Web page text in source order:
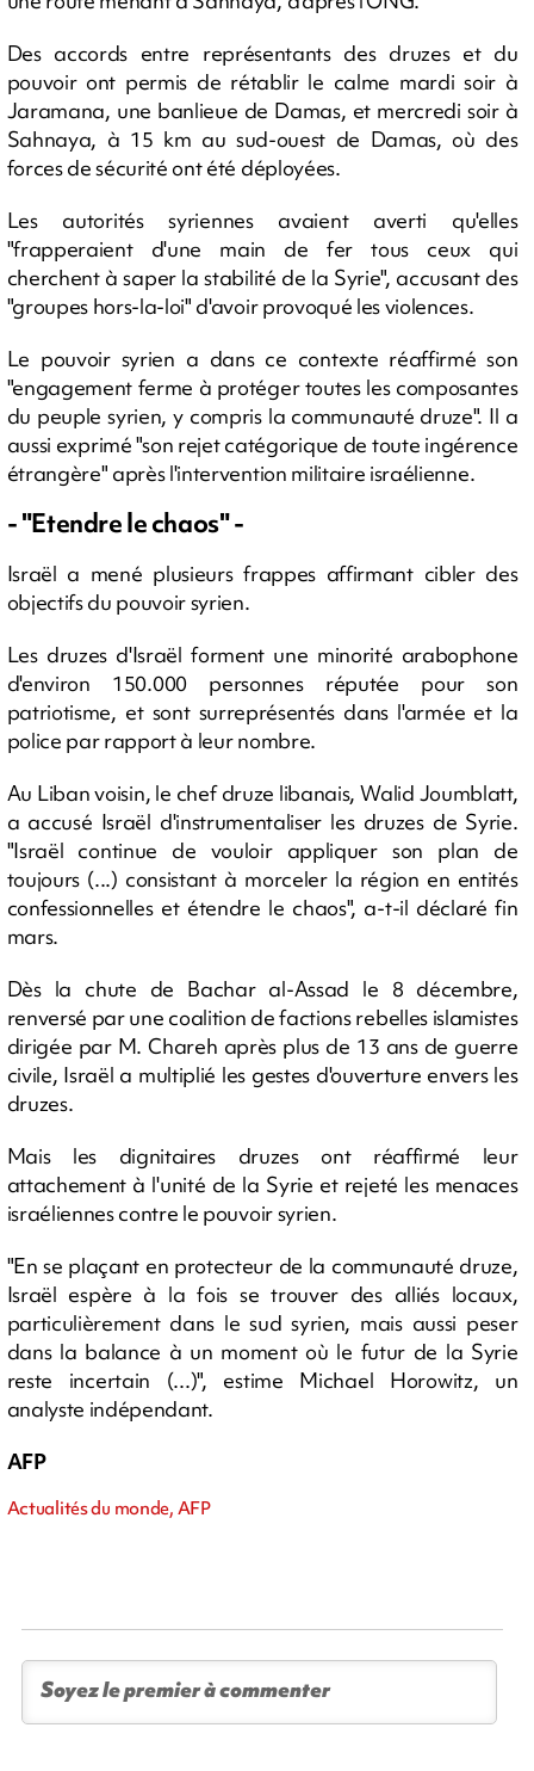
Des accords entre représentants des druzes et du
pouvoir ont permis de rétablir le calme mardi soir à
Jaramana, une banlieue de Damas, et mercredi soir à
Sahnaya, à 15 km au sud-ouest de Damas, où des
forces de sécurité ont été déployées.
Les autorités syriennes avaient averti qu'elles
"frapperaient d'une main de fer tous ceux qui
cherchent à saper la stabilité de la Syrie", accusant des
"groupes hors-la-loi" d'avoir provoqué les violences.
Le pouvoir syrien a dans ce contexte réaffirmé son
"engagement ferme à protéger toutes les composantes
du peuple syrien, y compris la communauté druze". Il a
aussi exprimé "son rejet catégorique de toute ingérence
étrangère" après l'intervention militaire israélienne.
- "Etendre le chaos" -
Israël a mené plusieurs frappes affirmant cibler des
objectifs du pouvoir syrien.
Les druzes d'Israël forment une minorité arabophone
d'environ 150.000 personnes réputée pour son
patriotisme, et sont surreprésentés dans l'armée et la
police par rapport à leur nombre.
Au Liban voisin, le chef druze libanais, Walid Joumblatt,
a accusé Israël d'instrumentaliser les druzes de Syrie.
"Israël continue de vouloir appliquer son plan de
toujours (...) consistant à morceler la région en entités
confessionnelles et étendre le chaos", a-t-il déclaré fin
mars.
Dès la chute de Bachar al-Assad le 8 décembre,
renversé par une coalition de factions rebelles islamistes
dirigée par M. Chareh après plus de 13 ans de guerre
civile, Israël a multiplié les gestes d'ouverture envers les
druzes.
Mais les dignitaires druzes ont réaffirmé leur
attachement à l'unité de la Syrie et rejeté les menaces
israéliennes contre le pouvoir syrien.
"En se plaçant en protecteur de la communauté druze,
Israël espère à la fois se trouver des alliés locaux,
particulièrement dans le sud syrien, mais aussi peser
dans la balance à un moment où le futur de la Syrie
reste incertain (...)", estime Michael Horowitz, un
analyste indépendant.
AFP
Actualités du monde, AFP